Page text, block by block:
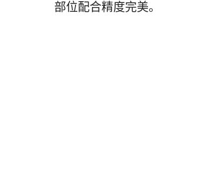
部位配合精度完美。